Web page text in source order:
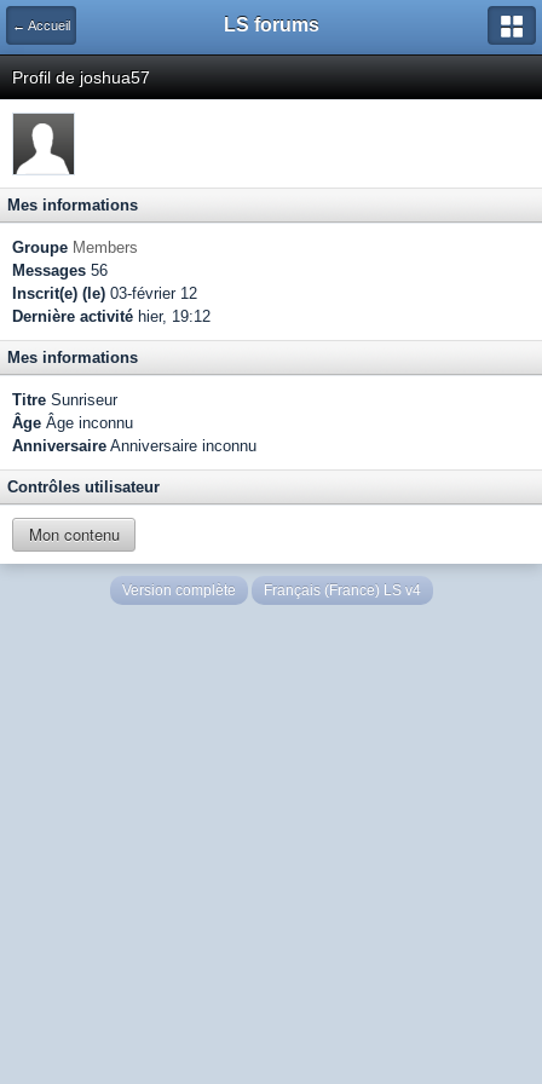
← Accueil LS forums
Profil de joshua57
Mes informations
Groupe Members
Messages 56
Inscrit(e) (le) 03-février 12
Dernière activité hier, 19:12
Mes informations
Titre Sunriseur
Âge Âge inconnu
Anniversaire Anniversaire inconnu
Contrôles utilisateur
Mon contenu
Version complète Français (France) LS v4